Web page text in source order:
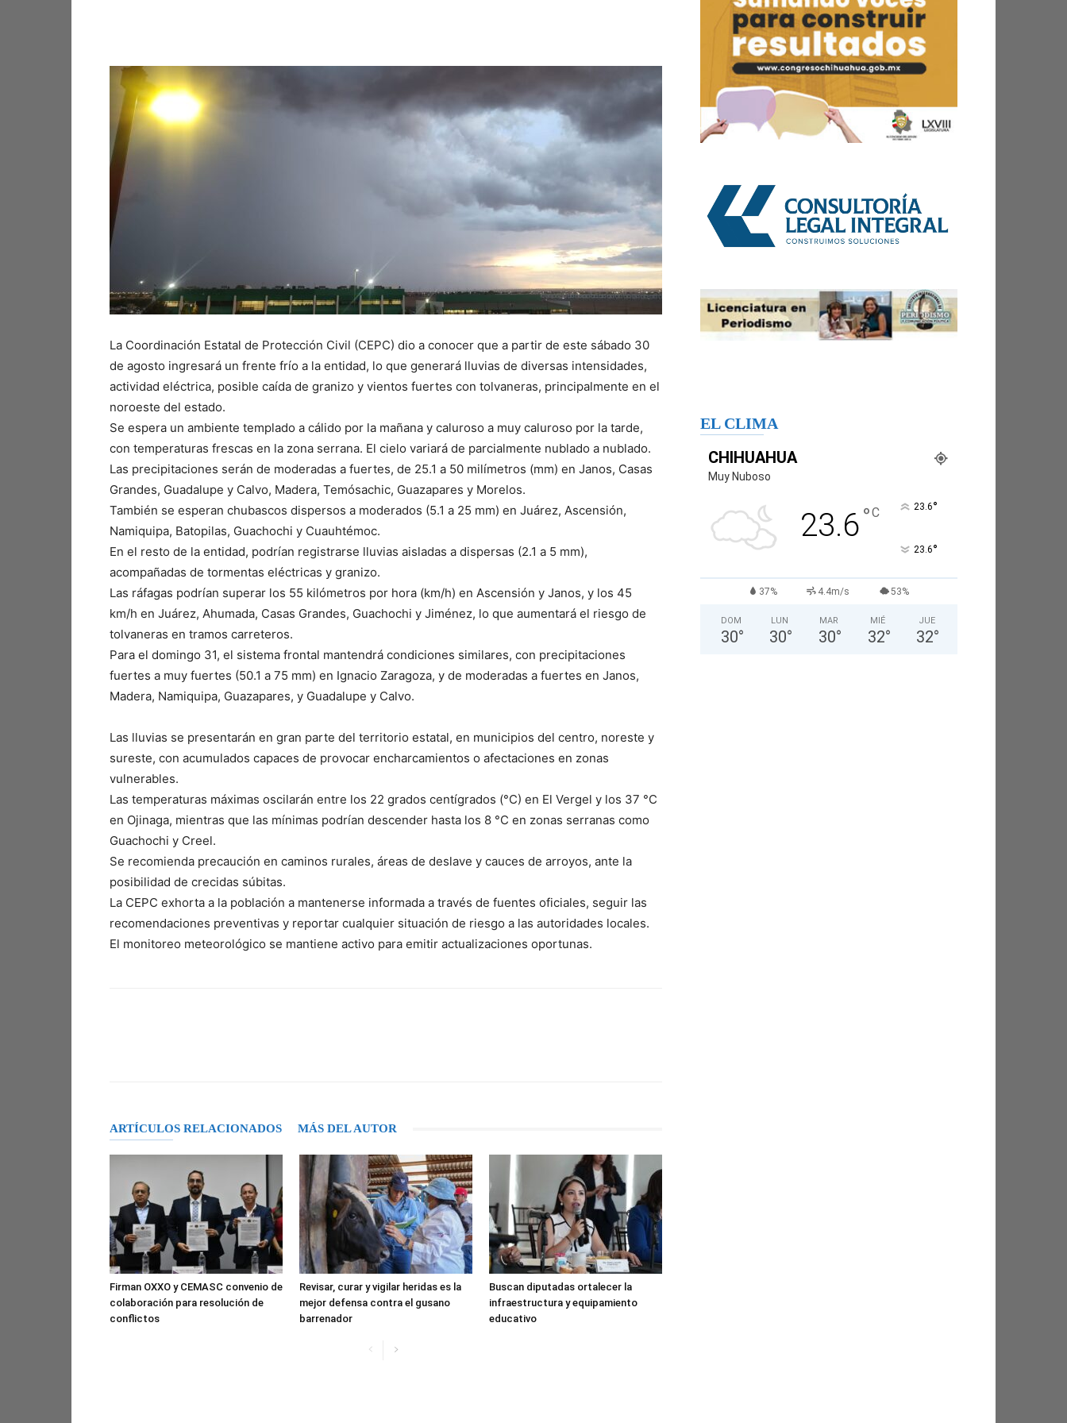
La Coordinación Estatal de Protección Civil (CEPC) dio a conocer que a partir de este sábado 30
de agosto ingresará un frente frío a la entidad, lo que generará lluvias de diversas intensidades,
actividad eléctrica, posible caída de granizo y vientos fuertes con tolvaneras, principalmente en el
noroeste del estado.
Se espera un ambiente templado a cálido por la mañana y caluroso a muy caluroso por la tarde,
con temperaturas frescas en la zona serrana. El cielo variará de parcialmente nublado a nublado.
Las precipitaciones serán de moderadas a fuertes, de 25.1 a 50 milímetros (mm) en Janos, Casas
Grandes, Guadalupe y Calvo, Madera, Temósachic, Guazapares y Morelos.
También se esperan chubascos dispersos a moderados (5.1 a 25 mm) en Juárez, Ascensión,
Namiquipa, Batopilas, Guachochi y Cuauhtémoc.
En el resto de la entidad, podrían registrarse lluvias aisladas a dispersas (2.1 a 5 mm),
acompañadas de tormentas eléctricas y granizo.
Las ráfagas podrían superar los 55 kilómetros por hora (km/h) en Ascensión y Janos, y los 45
km/h en Juárez, Ahumada, Casas Grandes, Guachochi y Jiménez, lo que aumentará el riesgo de
tolvaneras en tramos carreteros.
Para el domingo 31, el sistema frontal mantendrá condiciones similares, con precipitaciones
fuertes a muy fuertes (50.1 a 75 mm) en Ignacio Zaragoza, y de moderadas a fuertes en Janos,
Madera, Namiquipa, Guazapares, y Guadalupe y Calvo.
Las lluvias se presentarán en gran parte del territorio estatal, en municipios del centro, noreste y
sureste, con acumulados capaces de provocar encharcamientos o afectaciones en zonas
vulnerables.
Las temperaturas máximas oscilarán entre los 22 grados centígrados (°C) en El Vergel y los 37 °C
en Ojinaga, mientras que las mínimas podrían descender hasta los 8 °C en zonas serranas como
Guachochi y Creel.
Se recomienda precaución en caminos rurales, áreas de deslave y cauces de arroyos, ante la
posibilidad de crecidas súbitas.
La CEPC exhorta a la población a mantenerse informada a través de fuentes oficiales, seguir las
recomendaciones preventivas y reportar cualquier situación de riesgo a las autoridades locales.
El monitoreo meteorológico se mantiene activo para emitir actualizaciones oportunas.
ARTÍCULOS RELACIONADOS MÁS DEL AUTOR
Firman OXXO y CEMASC convenio de
colaboración para resolución de
conflictos
Revisar, curar y vigilar heridas es la
mejor defensa contra el gusano
barrenador
Buscan diputadas ortalecer la
infraestructura y equipamiento
educativo
EL CLIMA
CHIHUAHUA
Muy Nuboso
23.6°C 23.6°
23.6°
37% 4.4m/s 53%
DOM
30°
LUN
30°
MAR
30°
MIÉ
32°
JUE
32°